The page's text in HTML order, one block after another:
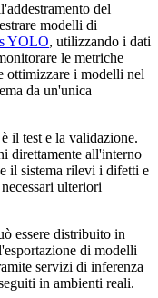
del
modelli di
YOLO, utilizzando i dati
le metriche
ottimizzare i modelli nel
da un'unica
il test e la validazione.
direttamente all'interno
il sistema rilevi i difetti e
ulteriori
essere distribuito in
di modelli
servizi di inferenza
in ambienti reali.